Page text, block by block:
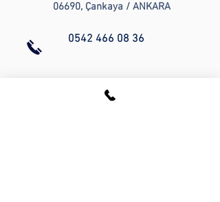
06690, Çankaya / ANKARA
0542 466 08 36
drcansuogan@gmail.com